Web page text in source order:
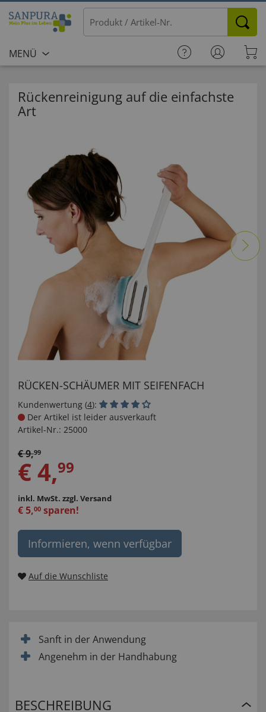
MENÜ
Rückenreinigung auf die einfachste
Art
RÜCKEN-SCHÄUMER MIT SEIFENFACH
Kundenwertung (4):
Der Artikel ist leider ausverkauft
Artikel-Nr.: 25000
€9,99
€4,99
inkl. MwSt. zzgl. Versand
€5,00 sparen!
Informieren, wenn verfügbar
Auf die Wunschliste
Sanft in der Anwendung
Angenehm in der Handhabung
BESCHREIBUNG